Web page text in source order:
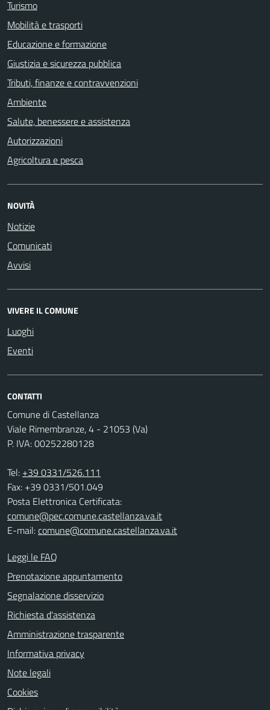
Turismo
Mobilità e trasporti
Educazione e formazione
Giustizia e sicurezza pubblica
Tributi, finanze e contravvenzioni
Ambiente
Salute, benessere e assistenza
Autorizzazioni
Agricoltura e pesca
NOVITÀ
Notizie
Comunicati
Avvisi
VIVERE IL COMUNE
Luoghi
Eventi
CONTATTI
Comune di Castellanza
Viale Rimembranze, 4 - 21053 (Va)
P. IVA: 00252280128
Tel: +39 0331/526.111
Fax: +39 0331/501.049
Posta Elettronica Certificata:
comune@pec.comune.castellanza.va.it
E-mail:comune@comune.castellanza.va.it
Leggi le FAQ
Prenotazione appuntamento
Segnalazione disservizio
Richiesta d'assistenza
Amministrazione trasparente
Informativa privacy
Note legali
Cookies